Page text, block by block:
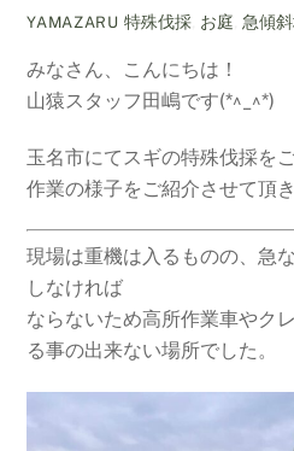
YAMAZARU 特殊伐採, お庭 急傾
みなさん、こんにちは！
山猿スタッフ田嶋です(*^_^*)
玉名市にてスギの特殊伐採を
作業の様子をご紹介させて頂き
現場は重機は入るものの、急
しなければ
ならないため高所作業車やク
る事の出来ない場所でした。